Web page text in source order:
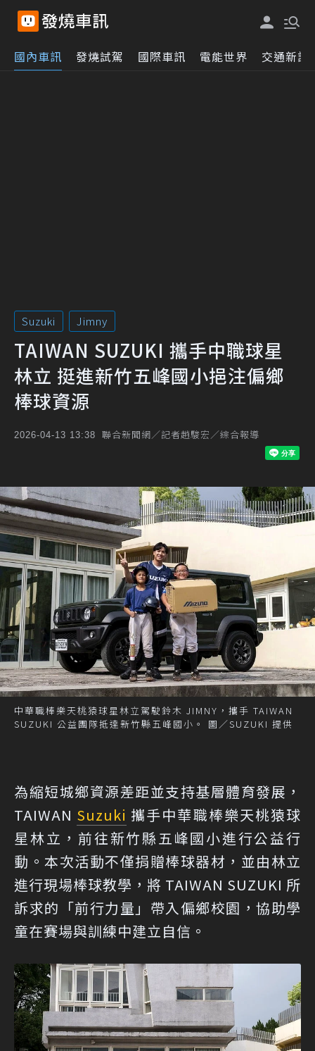
國內車訊 發燒試駕 國際車訊 電能世界 交通新訊
Suzuki Jimny
TAIWAN SUZUKI 攜手中職球星
林立 挺進新竹五峰國小挹注偏鄉
棒球資源
2026-04-13 13:38 聯合新聞網／記者趙駿宏／綜合報導
中華職棒樂天桃猿球星林立駕駛鈴木 JIMNY，攜手 TAIWAN
SUZUKI 公益團隊抵達新竹縣五峰國小。 圖／SUZUKI 提供
為縮短城鄉資源差距並支持基層體育發展，
TAIWAN Suzuki 攜手中華職棒樂天桃猿球
星林立，前往新竹縣五峰國小進行公益行
動。本次活動不僅捐贈棒球器材，並由林立
進行現場棒球教學，將 TAIWAN SUZUKI 所
訴求的「前行力量」帶入偏鄉校園，協助學
童在賽場與訓練中建立自信。